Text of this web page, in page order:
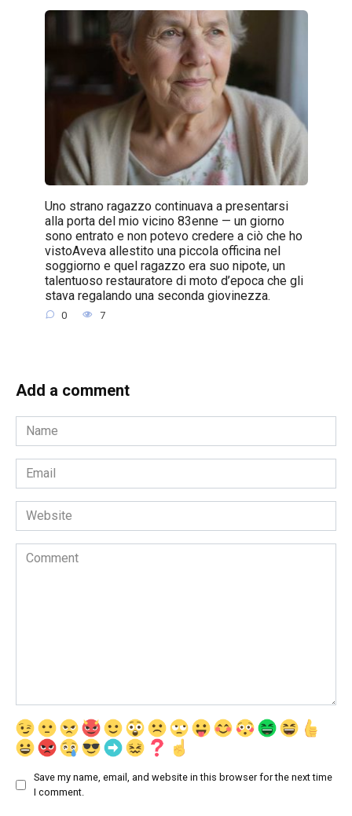
Uno strano ragazzo continuava a presentarsi
alla porta del mio vicino 83enne — un giorno
sono entrato e non potevo credere a ciò che ho
vistoAveva allestito una piccola officina nel
soggiorno e quel ragazzo era suo nipote, un
talentuoso restauratore di moto d’epoca che gli
stava regalando una seconda giovinezza.
0 7
Add a comment
Name
*
Email
*
Website
Comment
Save my name, email, and website in this browser for the next time
I comment.